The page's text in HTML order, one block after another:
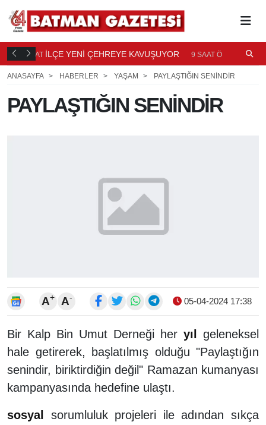
9 SAAT İLÇE YENİ ÇEHREYE KAVUŞUYOR 9 SAAT ÖNCE
ANASAYFA
HABERLER YAŞAM PAYLAŞTIĞIN SENİNDİR
PAYLAŞTIĞIN SENİNDİR
A+ A- 05-04-2024 17:38
Bir Kalp Bin Umut Derneği her yıl
geleneksel
hale getirerek, başlatılmış olduğu "Paylaştığın
senindir, biriktirdiğin değil" Ramazan kumanyası
kampanyasında hedefine ulaştı.
sosyal
sorumluluk projeleri ile adından sıkça